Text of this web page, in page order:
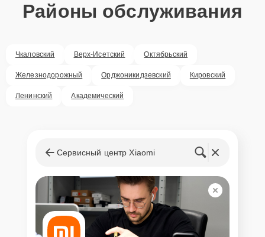
Районы обслуживания
Чкаловский Верх-Исетский Октябрьский
Железнодорожный Орджоникидзевский Кировский
Ленинский Академический
Сервисный центр Xiaomi